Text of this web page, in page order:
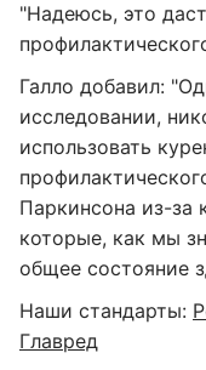
"Надеюсь, это
Галло добавил:
исследовании,
использовать
Паркинсона из-за
которые, как мы
общее состояние
Наши стандарты:
Главред